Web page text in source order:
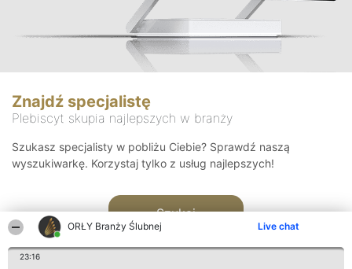
ORŁY Branży Ślubnej Live chat
23:16
Znajdź specjalistę
Plebiscyt skupia najlepszych w branży
Szukasz specjalisty w pobliżu Ciebie? Sprawdź naszą
wyszukiwarkę. Korzystaj tylko z usług najlepszych!
Szukaj